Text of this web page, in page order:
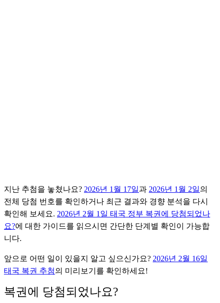
지난 추첨을 놓쳤나요? 2026년 1월 17일과 2026년 1월 2일의
전체 당첨 번호를 확인하거나 최근 결과와 경향 분석을 다시
확인해 보세요. 2026년 2월 1일 태국 정부 복권에 당첨되었나
요?에 대한 가이드를 읽으시면 간단한 단계별 확인이 가능합
니다.
앞으로 어떤 일이 있을지 알고 싶으신가요? 2026년 2월 16일
태국 복권 추첨의 미리보기를 확인하세요!
복권에 당첨되었나요?